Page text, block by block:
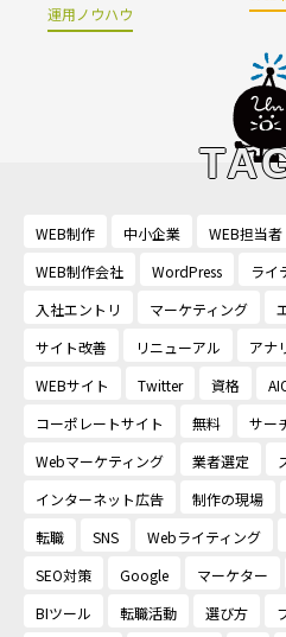
運用ノウハウ
WEB制作 中小企業 WEB担当者
WEB制作会社
WordPress ライ
入社エントリ
マーケティング
サイト改善
リニューアル アナ
WEBサイト
Twitter 資格
コーポレートサイト
無料 サー
Webマーケティング
業者選定
インターネット広告
制作の現場
転職
SNS Webライティング
SEO対策
Google マーケター
BIツール
転職活動 選び方